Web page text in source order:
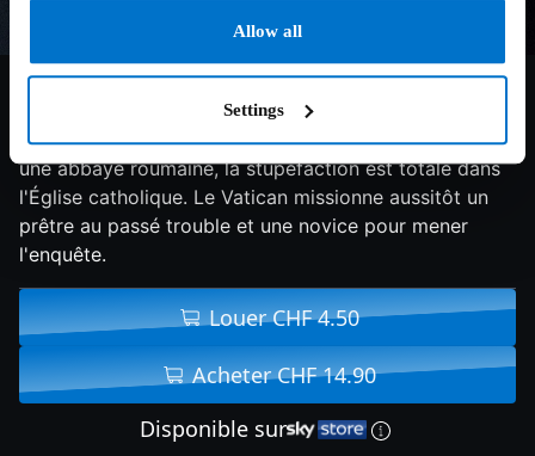
Allow all
Settings
5.9/10 2018 92 min Horreur
Quand on apprend le suicide d'une jeune nonne dans
une abbaye roumaine, la stupéfaction est totale dans
l'Église catholique. Le Vatican missionne aussitôt un
prêtre au passé trouble et une novice pour mener
l'enquête.
Louer CHF 4.50
Acheter CHF 14.90
Disponible sur